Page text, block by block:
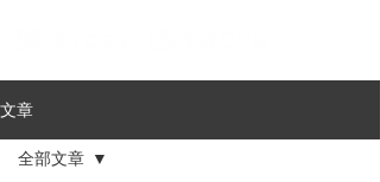
文章
全部文章